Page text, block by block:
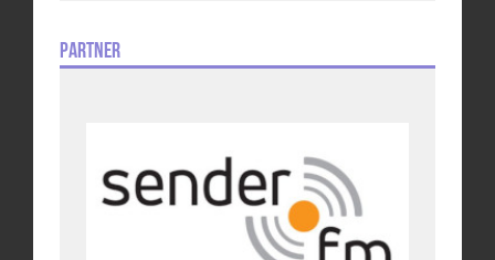
Partner